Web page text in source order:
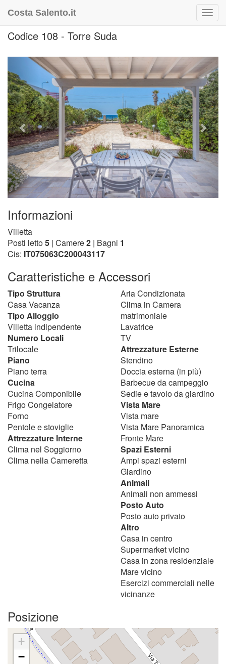
Costa Salento.it
Codice 108 - Torre Suda
Previous
Next
Informazioni
Villetta
Posti letto5 | Camere2 | Bagni 1
Cis: IT075063C200043117
Caratteristiche e Accessori
Tipo Struttura
Casa Vacanza
Tipo Alloggio
Villetta indipendente
Numero Locali
Trilocale
Piano
Piano terra
Cucina
Cucina Componibile
Frigo Congelatore
Forno
Pentole e stoviglie
Attrezzature Interne
Clima nel Soggiorno
Clima nella Cameretta
Aria Condizionata
Clima in Camera
matrimoniale
Lavatrice
TV
Attrezzature Esterne
Stendino
Doccia esterna (in più)
Barbecue da campeggio
Sedie e tavolo da giardino
Vista Mare
Vista mare
Vista Mare Panoramica
Fronte Mare
Spazi Esterni
Ampi spazi esterni
Giardino
Animali
Animali non ammessi
Posto Auto
Posto auto privato
Altro
Casa in centro
Supermarket vicino
Casa in zona residenziale
Mare vicino
Esercizi commerciali nelle
vicinanze
Posizione
+
−